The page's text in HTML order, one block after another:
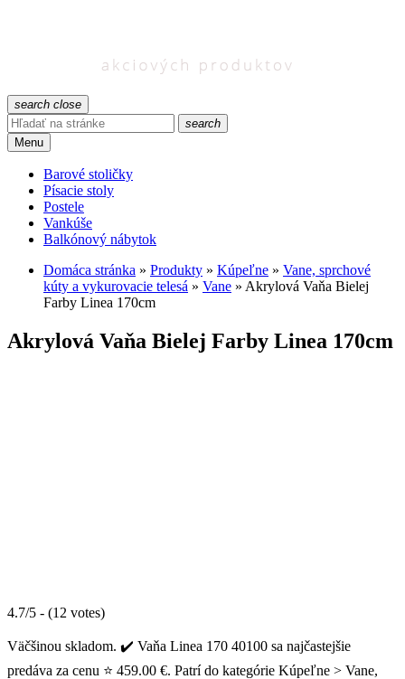
search close
search
Menu
Barové stoličky
Písacie stoly
Postele
Vankúše
Balkónový nábytok
Domáca stránka » Produkty » Kúpeľne » Vane, sprchové
kúty a vykurovacie telesá » Vane » Akrylová Vaňa Bielej
Farby Linea 170cm
Akrylová Vaňa Bielej Farby Linea 170cm
4.7/5 - (12 votes)
Väčšinou skladom. ✔️ Vaňa Linea 170 40100 sa najčastejšie
predáva za cenu ⭐ 459.00 €. Patrí do kategórie Kúpeľne > Vane,